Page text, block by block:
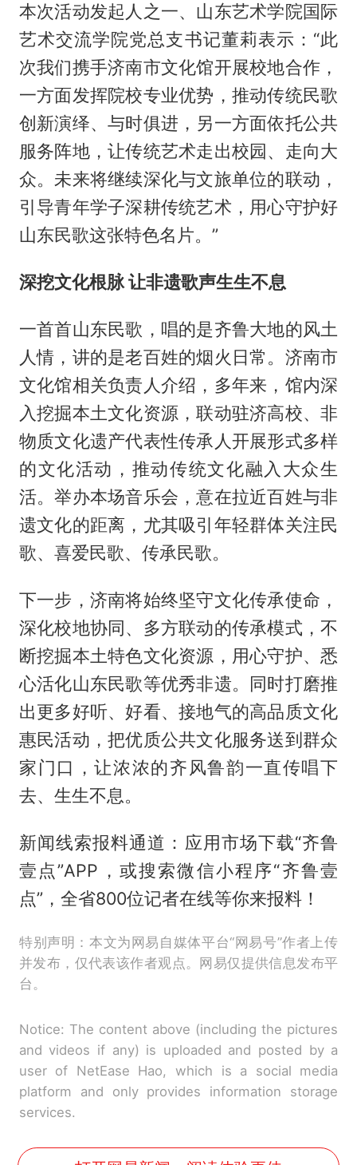
本次活动发起人之一、山东艺术学院国际
艺术交流学院党总支书记董莉表示：“此
次我们携手济南市文化馆开展校地合作，
一方面发挥院校专业优势，推动传统民歌
创新演绎、与时俱进，另一方面依托公共
服务阵地，让传统艺术走出校园、走向大
众。未来将继续深化与文旅单位的联动，
引导青年学子深耕传统艺术，用心守护好
山东民歌这张特色名片。”
深挖文化根脉 让非遗歌声生生不息
一首首山东民歌，唱的是齐鲁大地的风土
人情，讲的是老百姓的烟火日常。济南市
文化馆相关负责人介绍，多年来，馆内深
入挖掘本土文化资源，联动驻济高校、非
物质文化遗产代表性传承人开展形式多样
的文化活动，推动传统文化融入大众生
活。举办本场音乐会，意在拉近百姓与非
遗文化的距离，尤其吸引年轻群体关注民
歌、喜爱民歌、传承民歌。
下一步，济南将始终坚守文化传承使命，
深化校地协同、多方联动的传承模式，不
断挖掘本土特色文化资源，用心守护、悉
心活化山东民歌等优秀非遗。同时打磨推
出更多好听、好看、接地气的高品质文化
惠民活动，把优质公共文化服务送到群众
家门口，让浓浓的齐风鲁韵一直传唱下
去、生生不息。
新闻线索报料通道：应用市场下载“齐鲁
壹点”APP，或搜索微信小程序“齐鲁壹
点”，全省800位记者在线等你来报料！
特别声明：本文为网易自媒体平台“网易号”作者上传
并发布，仅代表该作者观点。网易仅提供信息发布平
台。
Notice: The content above (including the pictures
and videos if any) is uploaded and posted by a
user of NetEase Hao, which is a social media
platform and only provides information storage
services.